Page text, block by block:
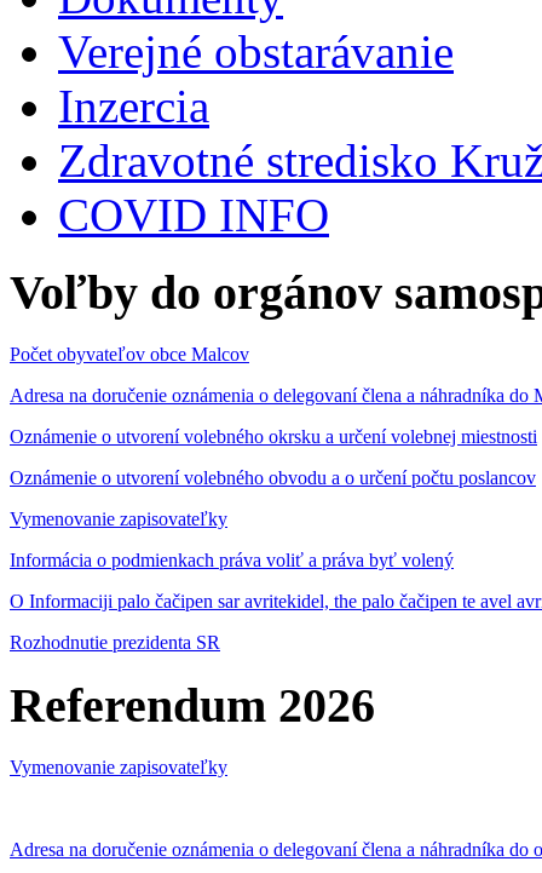
Verejné obstarávanie
Inzercia
Zdravotné stredisko
COVID INFO
Voľby do orgánov
Počet obyvateľov obce Malcov
Adresa na doručenie oznámenia o delegovaní člena a náhradníka
Oznámenie o utvorení volebného okrsku a určení volebnej miestnosti
Oznámenie o utvorení volebného obvodu a o určení počtu poslancov
Vymenovanie zapisovateľky
Informácia o podmienkach práva voliť a práva byť volený
O Informaciji palo čačipen sar avritekidel, the palo čačipen te avel
Rozhodnutie prezidenta SR
Referendum 2026
Vymenovanie zapisovateľky
Adresa na doručenie oznámenia o delegovaní člena a náhradníka